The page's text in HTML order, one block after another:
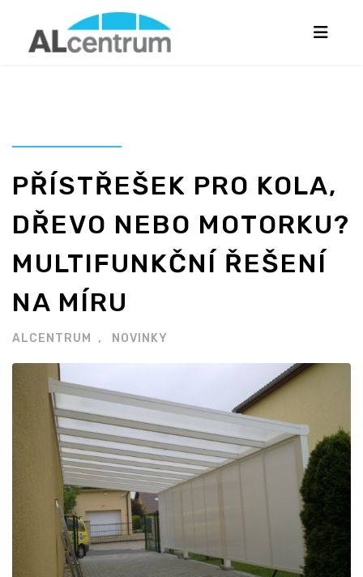
PŘÍSTŘEŠEK PRO KOLA,
DŘEVO NEBO MOTORKU?
MULTIFUNKČNÍ ŘEŠENÍ
NA MÍRU
ALCENTRUM NOVINKY